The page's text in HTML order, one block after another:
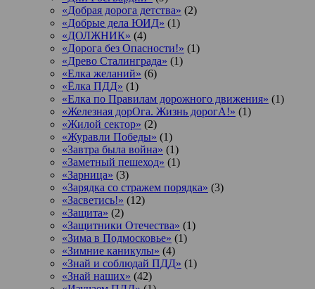
«Добрая дорога детства» (2)
«Добрые дела ЮИД» (1)
«ДОЛЖНИК» (4)
«Дорога без Опасности!» (1)
«Древо Сталинграда» (1)
«Елка желаний» (6)
«Ёлка ПДД» (1)
«Елка по Правилам дорожного движения» (1)
«Железная дорОга. Жизнь дорогА!» (1)
«Жилой сектор» (2)
«Журавли Победы» (1)
«Завтра была война» (1)
«Заметный пешеход» (1)
«Зарница» (3)
«Зарядка со стражем порядка» (3)
«Засветись!» (12)
«Защита» (2)
«Защитники Отечества» (1)
«Зима в Подмосковье» (1)
«Зимние каникулы» (4)
«Знай и соблюдай ПДД» (1)
«Знай наших» (42)